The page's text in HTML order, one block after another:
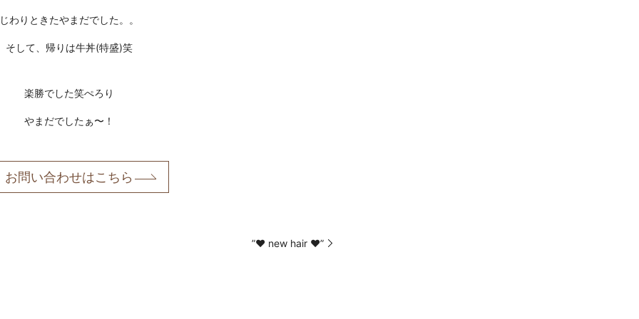
じわりときたやまだでした。。
そして、帰りは牛丼(特盛)笑
楽勝でした笑ぺろり
やまだでしたぁ〜！
お問い合わせはこちら
”❤︎ new hair ❤︎”